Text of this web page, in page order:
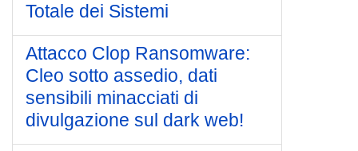
Totale dei Sistemi
Attacco Clop Ransomware:
Cleo sotto assedio, dati
sensibili minacciati di
divulgazione sul dark web!